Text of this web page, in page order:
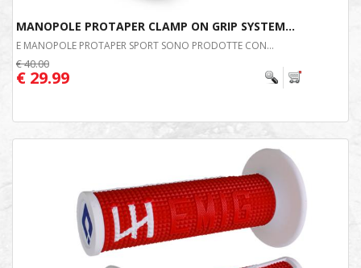
MANOPOLE PROTAPER CLAMP ON GRIP SYSTEM...
E MANOPOLE PROTAPER SPORT SONO PRODOTTE CON...
€ 40.00
€ 29.99